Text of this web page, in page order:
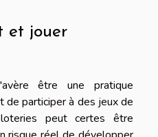
et jouer
être une pratique
de participer à des jeux de
peut certes être